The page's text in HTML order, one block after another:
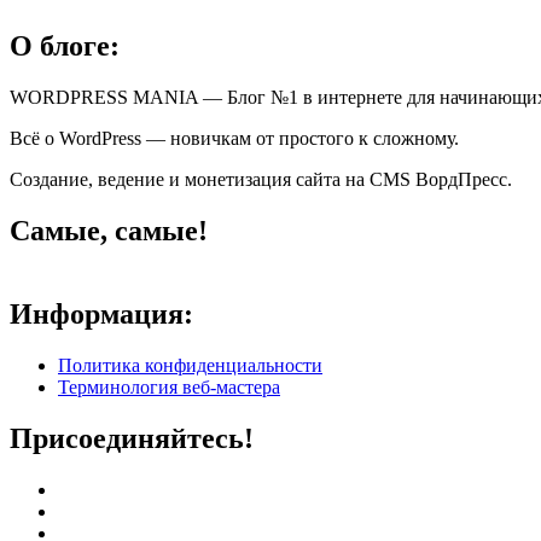
О блоге:
WORDPRESS MANIA — Блог №1 в интернете для
Всё о WordPress — новичкам от простого к сложному.
Создание, ведение и монетизация сайта на CMS ВордПресс.
Самые, самые!
Информация:
Политика конфиденциальности
Терминология веб-мастера
Присоединяйтесь!